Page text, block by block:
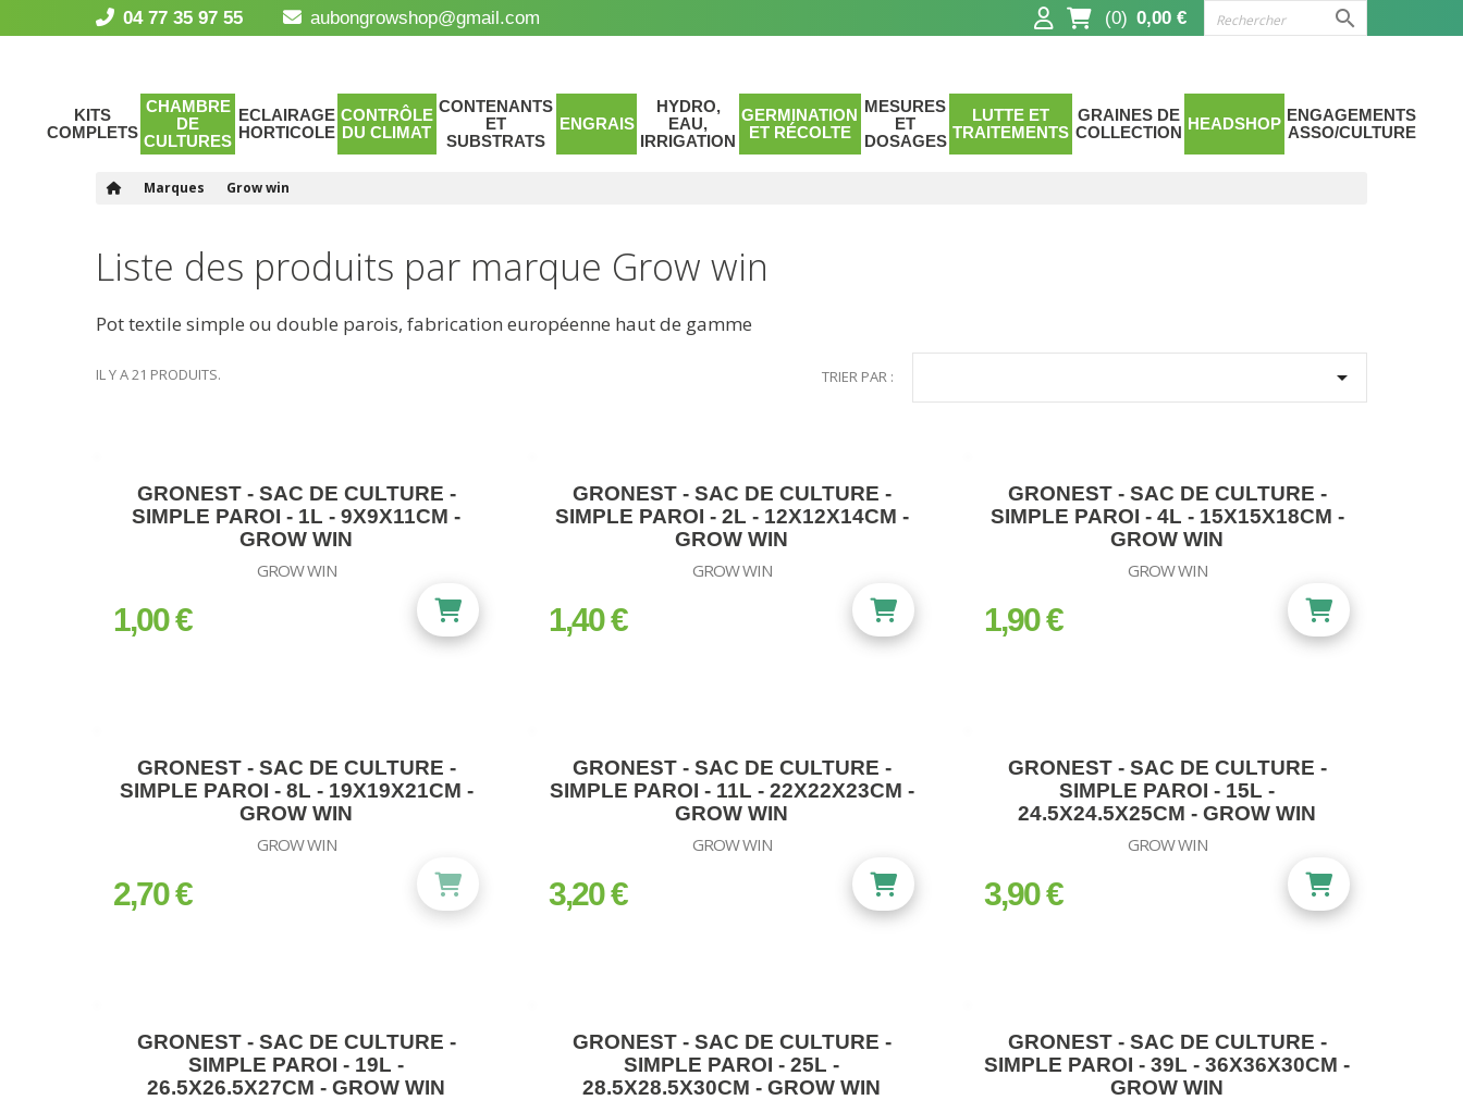
04 77 35 97 55 aubongrowshop@gmail.com (0) 0,00 € 
KITS
COMPLETS
CHAMBRE
DE
CULTURES
ECLAIRAGE
HORTICOLE
CONTRÔLE
DU CLIMAT
CONTENANTS
ET
SUBSTRATS
ENGRAIS
HYDRO,
EAU,
IRRIGATION
GERMINATION
ET RÉCOLTE
MESURES
ET
DOSAGES
LUTTE ET
TRAITEMENTS
GRAINES DE
COLLECTION HEADSHOP ENGAGEMENTS
ASSO/CULTURE
Marques Grow win
Liste des produits par marque Grow win
Pot textile simple ou double parois, fabrication européenne haut de gamme
IL Y A 21 PRODUITS. TRIER PAR : 
GRONEST - SAC DE CULTURE -
SIMPLE PAROI - 1L - 9X9X11CM -
GROW WIN
GROW WIN
prix
1,00 €
GRONEST - SAC DE CULTURE -
SIMPLE PAROI - 2L - 12X12X14CM -
GROW WIN
GROW WIN
prix
1,40 €
GRONEST - SAC DE CULTURE -
SIMPLE PAROI - 4L - 15X15X18CM -
GROW WIN
GROW WIN
prix
1,90 €
GRONEST - SAC DE CULTURE -
SIMPLE PAROI - 8L - 19X19X21CM -
GROW WIN
GROW WIN
prix
2,70 €
GRONEST - SAC DE CULTURE -
SIMPLE PAROI - 11L - 22X22X23CM -
GROW WIN
GROW WIN
prix
3,20 €
GRONEST - SAC DE CULTURE -
SIMPLE PAROI - 15L -
24.5X24.5X25CM - GROW WIN
GROW WIN
prix
3,90 €
GRONEST - SAC DE CULTURE -
SIMPLE PAROI - 19L -
26.5X26.5X27CM - GROW WIN
GRONEST - SAC DE CULTURE -
SIMPLE PAROI - 25L -
28.5X28.5X30CM - GROW WIN
GRONEST - SAC DE CULTURE -
SIMPLE PAROI - 39L - 36X36X30CM -
GROW WIN